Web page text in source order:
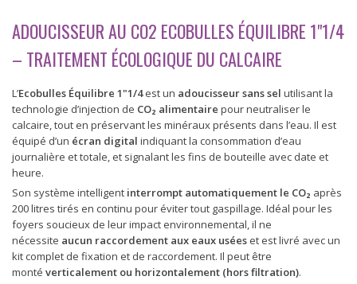
ADOUCISSEUR AU CO2 ECOBULLES ÉQUILIBRE 1"1/4
– TRAITEMENT ÉCOLOGIQUE DU CALCAIRE
L’Ecobulles Équilibre 1"1/4est un adoucisseur sans sel utilisant la
technologie d’injection de CO₂ alimentaire pour neutraliser le
calcaire, tout en préservant les minéraux présents dans l’eau. Il est
équipé d’un écran digital indiquant la consommation d’eau
journalière et totale, et signalant les fins de bouteille avec date et
heure.
Son système intelligent interrompt automatiquement le CO₂ après
200 litres tirés en continu pour éviter tout gaspillage. Idéal pour les
foyers soucieux de leur impact environnemental, il ne
nécessite aucun raccordement aux eaux usées et est livré avec un
kit complet de fixation et de raccordement. Il peut être
monté verticalement ou horizontalement (hors filtration).